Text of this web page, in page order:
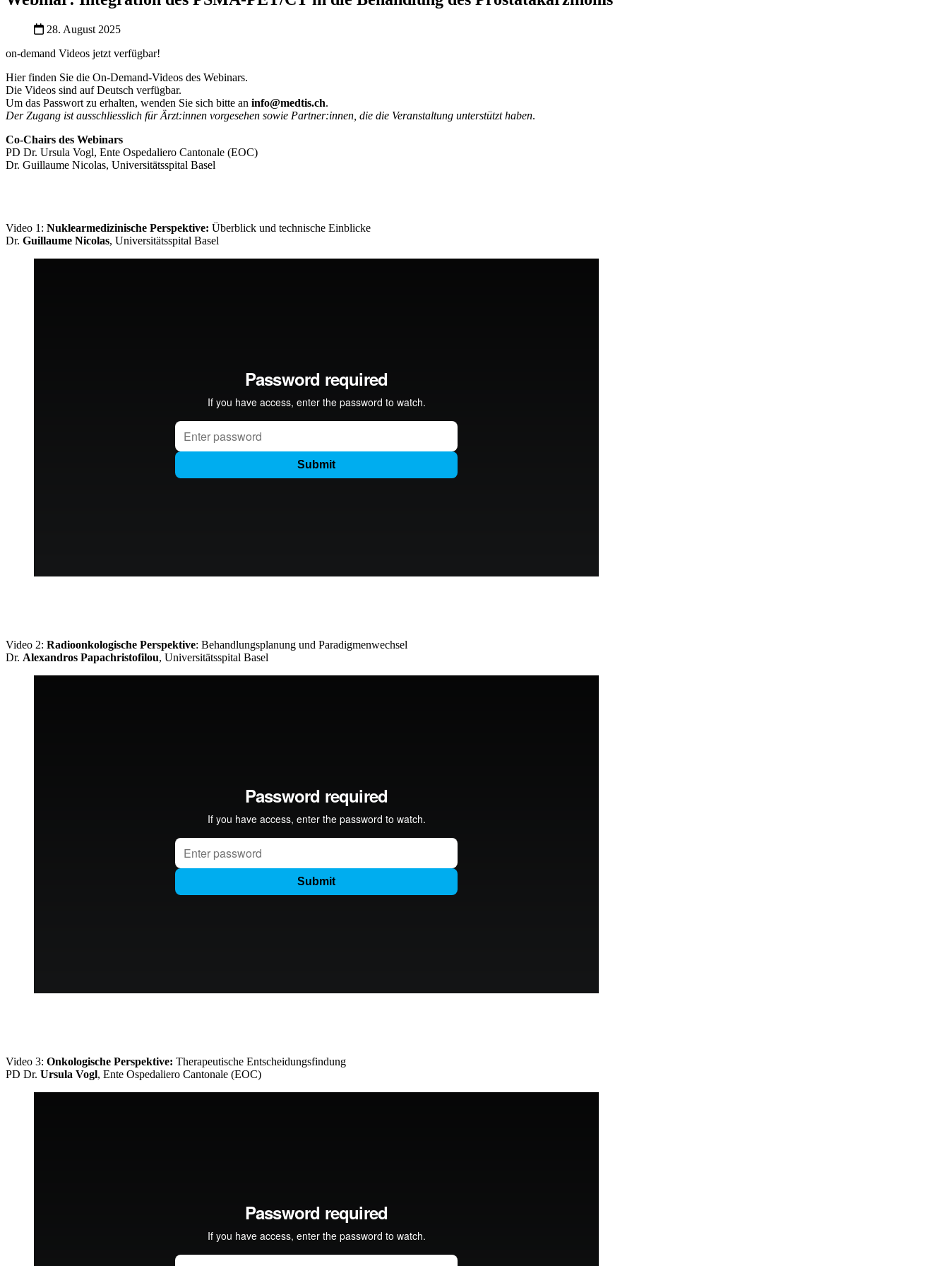
28. August 2025
on-demand Videos jetzt verfügbar!
Hier finden Sie die On-Demand-Videos des Webinars.
Die Videos sind auf Deutsch verfügbar.
Um das Passwort zu erhalten, wenden Sie sich bitte an info@medtis.ch.
Der Zugang ist ausschliesslich für Ärzt:innen vorgesehen sowie Partner:innen, die die Veranstaltung unterstützt haben.
Co-Chairs des Webinars
PD Dr. Ursula Vogl, Ente Ospedaliero Cantonale (EOC)
Dr. Guillaume Nicolas, Universitätsspital Basel
Video 1: Nuklearmedizinische Perspektive: Überblick und technische Einblicke
Dr. Guillaume Nicolas, Universitätsspital Basel
Video 2: Radioonkologische Perspektive: Behandlungsplanung und Paradigmenwechsel
Dr. Alexandros Papachristofilou, Universitätsspital Basel
Video 3: Onkologische Perspektive: Therapeutische Entscheidungsfindung
PD Dr. Ursula Vogl, Ente Ospedaliero Cantonale (EOC)